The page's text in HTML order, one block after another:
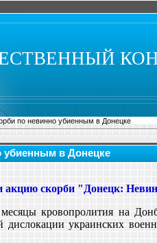
по невинно убиенным в Донецке
убиенным в Донецке
акцию скорби "Донецк:
кровопролития на
украинских